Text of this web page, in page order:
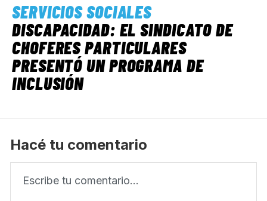
SERVICIOS SOCIALES
DISCAPACIDAD: EL SINDICATO DE
CHOFERES PARTICULARES
PRESENTÓ UN PROGRAMA DE
INCLUSIÓN
Hacé tu comentario